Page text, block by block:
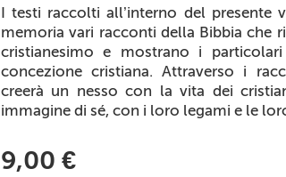
I testi raccolti all’interno del presente
memoria vari racconti della Bibbia che
cristianesimo e mostrano i
concezione cristiana. Attraverso i
creerà un nesso con la vita dei
immagine di sé, con i loro legami e le
9,00 €